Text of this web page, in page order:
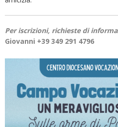
Per iscrizioni, richieste di
Giovanni +39 349 291 4796